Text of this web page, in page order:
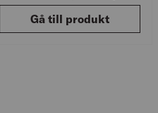
Gå till produkt